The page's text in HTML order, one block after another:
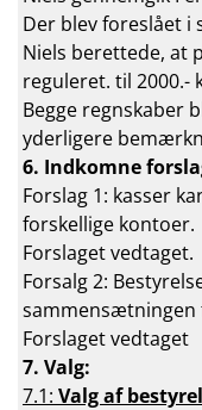
Der blev foreslået i
Niels berettede, at
reguleret. til 2000.-
Begge regnskaber
yderligere
6. Indkomne
Forslag 1: kasser
forskellige kontoer.
Forslaget vedtaget.
Forsalg 2:
sammensætningen
Forslaget vedtaget
7. Valg:
7.1: Valg af